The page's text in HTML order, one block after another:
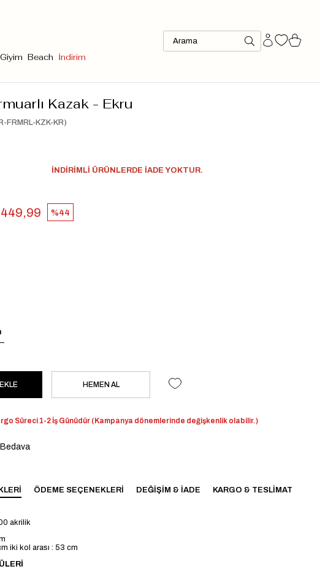
Beach İndirim
Kazak - Ekru
FRMRL-KZK-KR)
İNDİRİMLİ ÜRÜNLERDE İADE YOKTUR.
44
Süreci 1-2 İş Günüdür (Kampanya dönemlerinde değişkenlik olabilir.)
ÖDEME SEÇENEKLERI DEĞIŞIM & İADE KARGO & TESLIMAT
akrilik
iki kol arası : 53 cm